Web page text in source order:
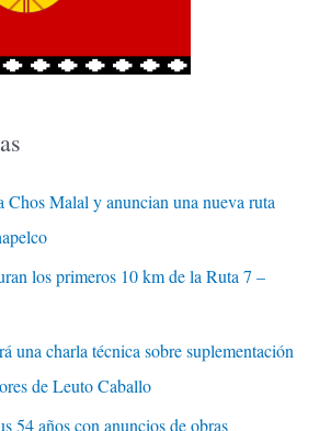
Chos Malal y anuncian una nueva ruta
los primeros 10 km de la Ruta 7 –
una charla técnica sobre suplementación
de Leuto Caballo
54 años con anuncios de obras